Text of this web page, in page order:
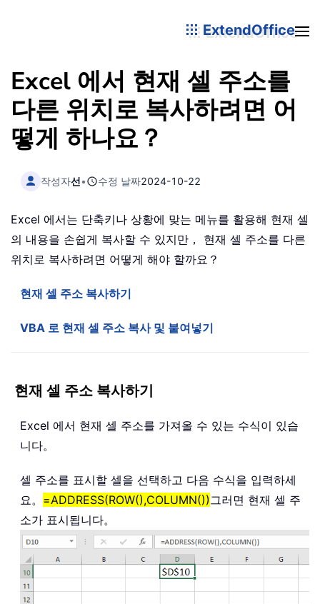
ExtendOffice
Excel 에서 현재 셀 주소를
다른 위치로 복사하려면 어
떻게 하나요？
작성자선• 수정 날짜2024-10-22
Excel 에서는 단축키나 상황에 맞는 메뉴를 활용해 현재 셀
의 내용을 손쉽게 복사할 수 있지만， 현재 셀 주소를 다른
위치로 복사하려면 어떻게 해야 할까요？
현재 셀 주소 복사하기
VBA 로 현재 셀 주소 복사 및 붙여넣기
현재 셀 주소 복사하기
Excel 에서 현재 셀 주소를 가져올 수 있는 수식이 있습
니다。
셀 주소를 표시할 셀을 선택하고 다음 수식을 입력하세
요。 =ADDRESS(ROW(),COLUMN())그러면 현재 셀 주
소가 표시됩니다。